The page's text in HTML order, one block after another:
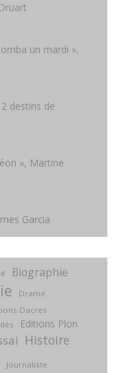
un mardi »,
destins de
», Martine
Garcia
Biographie
Drame
Dacres
Editions Plon
Histoire
Journaliste